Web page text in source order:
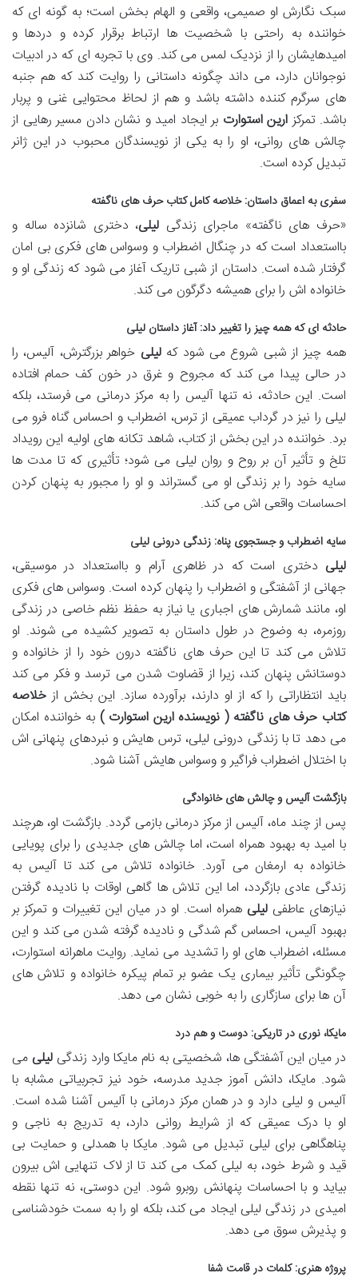
سبک نگارش او صمیمی، واقعی و الهام بخش است؛ به گونه ای که
خواننده به راحتی با شخصیت ها ارتباط برقرار کرده و دردها و
امیدهایشان را از نزدیک لمس می کند. وی با تجربه ای که در ادبیات
نوجوانان دارد، می داند چگونه داستانی را روایت کند که هم جنبه
های سرگرم کننده داشته باشد و هم از لحاظ محتوایی غنی و پربار
باشد. تمرکزارین استوارت بر ایجاد امید و نشان دادن مسیر رهایی از
چالش های روانی، او را به یکی از نویسندگان محبوب در این ژانر
تبدیل کرده است.
سفری به اعماق داستان: خلاصه کامل کتاب حرف های ناگفته
«حرف های ناگفته» ماجرای زندگی لیلی، دختری شانزده ساله و
بااستعداد است که در چنگال اضطراب و وسواس های فکری بی امان
گرفتار شده است. داستان از شبی تاریک آغاز می شود که زندگی او و
خانواده اش را برای همیشه دگرگون می کند.
حادثه ای که همه چیز را تغییر داد: آغاز داستان لیلی
همه چیز از شبی شروع می شود کهلیلی خواهر بزرگترش، آلیس، را
در حالی پیدا می کند که مجروح و غرق در خون کف حمام افتاده
است. این حادثه، نه تنها آلیس را به مرکز درمانی می فرستد، بلکه
لیلی را نیز در گرداب عمیقی از ترس، اضطراب و احساس گناه فرو می
برد. خواننده در این بخش از کتاب، شاهد تکانه های اولیه این رویداد
تلخ و تأثیر آن بر روح و روان لیلی می شود؛ تأثیری که تا مدت ها
سایه خود را بر زندگی او می گستراند و او را مجبور به پنهان کردن
احساسات واقعی اش می کند.
سایه اضطراب و جستجوی پناه: زندگی درونی لیلی
لیلی دختری است که در ظاهری آرام و بااستعداد در موسیقی،
جهانی از آشفتگی و اضطراب را پنهان کرده است. وسواس های فکری
او، مانند شمارش های اجباری یا نیاز به حفظ نظم خاصی در زندگی
روزمره، به وضوح در طول داستان به تصویر کشیده می شوند. او
تلاش می کند تا این حرف های ناگفته درون خود را از خانواده و
دوستانش پنهان کند، زیرا از قضاوت شدن می ترسد و فکر می کند
باید انتظاراتی را که از او دارند، برآورده سازد. این بخش از خلاصه
کتاب حرف های ناگفته ( نویسنده ارین استوارت ) به خواننده امکان
می دهد تا با زندگی درونی لیلی، ترس هایش و نبردهای پنهانی اش
با اختلال اضطراب فراگیر و وسواس هایش آشنا شود.
بازگشت آلیس و چالش های خانوادگی
پس از چند ماه، آلیس از مرکز درمانی بازمی گردد. بازگشت او، هرچند
با امید به بهبود همراه است، اما چالش های جدیدی را برای پویایی
خانواده به ارمغان می آورد. خانواده تلاش می کند تا آلیس به
زندگی عادی بازگردد، اما این تلاش ها گاهی اوقات با نادیده گرفتن
نیازهای عاطفیلیلی همراه است. او در میان این تغییرات و تمرکز بر
بهبود آلیس، احساس گم شدگی و نادیده گرفته شدن می کند و این
مسئله، اضطراب های او را تشدید می نماید. روایت ماهرانه استوارت،
چگونگی تأثیر بیماری یک عضو بر تمام پیکره خانواده و تلاش های
آن ها برای سازگاری را به خوبی نشان می دهد.
مایکا، نوری در تاریکی: دوست و هم درد
در میان این آشفتگی ها، شخصیتی به نام مایکا وارد زندگی لیلی می
شود. مایکا، دانش آموز جدید مدرسه، خود نیز تجربیاتی مشابه با
آلیس و لیلی دارد و در همان مرکز درمانی با آلیس آشنا شده است.
او با درک عمیقی که از شرایط روانی دارد، به تدریج به ناجی و
پناهگاهی برای لیلی تبدیل می شود. مایکا با همدلی و حمایت بی
قید و شرط خود، به لیلی کمک می کند تا از لاک تنهایی اش بیرون
بیاید و با احساسات پنهانش روبرو شود. این دوستی، نه تنها نقطه
امیدی در زندگی لیلی ایجاد می کند، بلکه او را به سمت خودشناسی
و پذیرش سوق می دهد.
پروژه هنری: کلمات در قامت شفا